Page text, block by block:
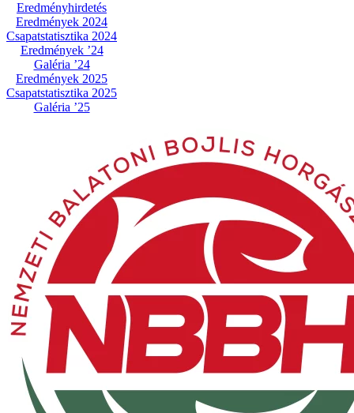
Eredményhirdetés
Eredmények 2024
Csapatstatisztika 2024
Eredmények ’24
Galéria ’24
Eredmények 2025
Csapatstatisztika 2025
Galéria ’25